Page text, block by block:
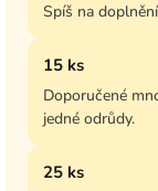
Spíš na
15 ks
Doporučené
jedné odrůdy.
25 ks